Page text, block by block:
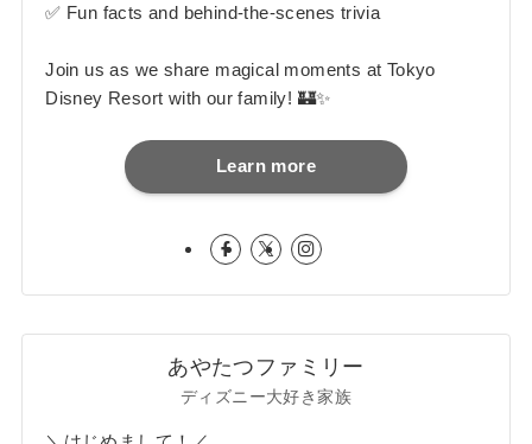
✅ Fun facts and behind-the-scenes trivia
Join us as we share magical moments at Tokyo
Disney Resort with our family! 🏰✨
Learn more
あやたつファミリー
ディズニー大好き家族